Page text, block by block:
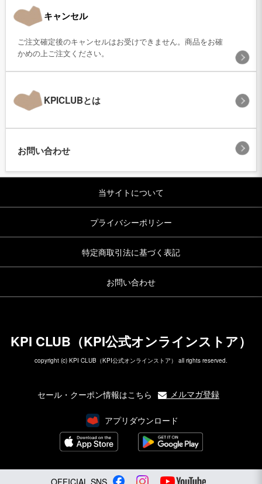
キャンセル
ご注文確定後のキャンセルはお受けできません。商品をお確
かめの上ご注文ください。
KPICLUBとは
お問い合わせ
当サイトについて
プライバシーポリシー
特定商取引法に基づく表記
お問い合わせ
KPI CLUB（KPI公式オンラインストア）
copyright (c) KPI CLUB（KPI公式オンラインストア） all rights reserved.
セール・クーポン情報はこちら メルマガ登録
アプリダウンロード
OFFICIAL SNS